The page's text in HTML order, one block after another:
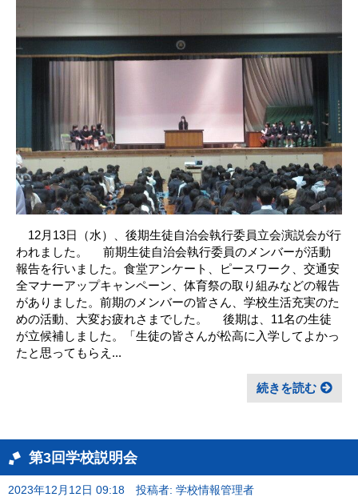
12月13日（水）、後期生徒自治会執行委員立会演説会が行
われました。 前期生徒自治会執行委員のメンバーが活動
報告を行いました。食堂アンケート、ピースワーク、交通安
全マナーアップキャンペーン、体育祭の取り組みなどの報告
がありました。前期のメンバーの皆さん、学校生活充実のた
めの活動、大変お疲れさまでした。 後期は、11名の生徒
が立候補しました。「生徒の皆さんが松高に入学してよかっ
たと思ってもらえ...
続きを読む
第3回学校説明会
2023年12月12日 09:18 投稿者: 学校情報管理者